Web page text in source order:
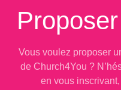
Vous voulez proposer
de Church4You ?
en vous